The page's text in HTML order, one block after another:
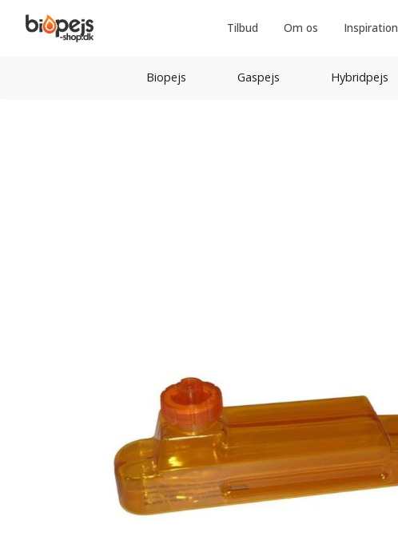
Tilbud Om os Inspiration
Biopejs Gaspejs Hybridpejs